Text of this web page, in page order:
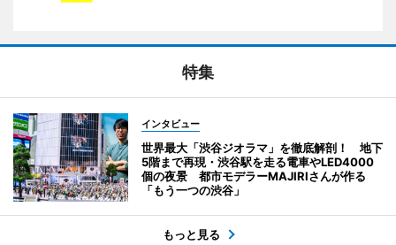
特集
インタビュー
世界最大「渋谷ジオラマ」を徹底解剖！ 地下
5階まで再現・渋谷駅を走る電車やLED4000
個の夜景 都市モデラーMAJIRIさんが作る
「もう一つの渋谷」
もっと見る